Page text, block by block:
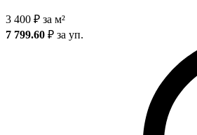
3 400 ₽ за м²
7 799.60 ₽ за уп.